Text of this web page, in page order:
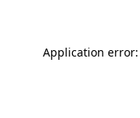
Application